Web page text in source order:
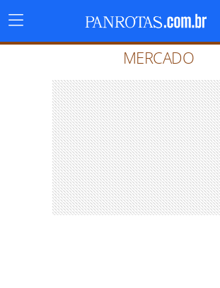
Menu
Principal
MERCADO